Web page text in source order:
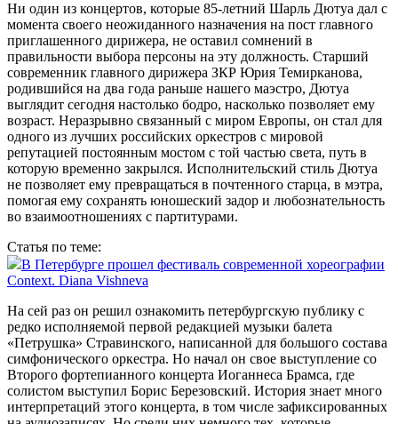
Ни один из концертов, которые 85-летний Шарль Дютуа дал с
момента своего неожиданного назначения на пост главного
приглашенного дирижера, не оставил сомнений в
правильности выбора персоны на эту должность. Старший
современник главного дирижера ЗКР Юрия Темирканова,
родившийся на два года раньше нашего маэстро, Дютуа
выглядит сегодня настолько бодро, насколько позволяет ему
возраст. Неразрывно связанный с миром Европы, он стал для
одного из лучших российских оркестров с мировой
репутацией постоянным мостом с той частью света, путь в
которую временно закрылся. Исполнительский стиль Дютуа
не позволяет ему превращаться в почтенного старца, в мэтра,
помогая ему сохранять юношеский задор и любознательность
во взаимоотношениях с партитурами.
Статья по теме:
В Петербурге прошел фестиваль современной хореографии
Context. Diana Vishneva
На сей раз он решил ознакомить петербургскую публику с
редко исполняемой первой редакцией музыки балета
«Петрушка» Стравинского, написанной для большого состава
симфонического оркестра. Но начал он свое выступление со
Второго фортепианного концерта Иоганнеса Брамса, где
солистом выступил Борис Березовский. История знает много
интерпретаций этого концерта, в том числе зафиксированных